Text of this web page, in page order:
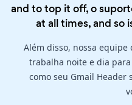
and to top it off, o
at all times, and so
Além disso, nossa
trabalha noite e dia
como seu Gmail